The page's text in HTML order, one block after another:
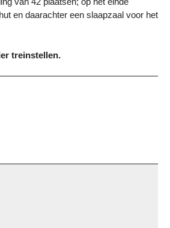
en daarachter een slaapzaal voor het
treinstellen.